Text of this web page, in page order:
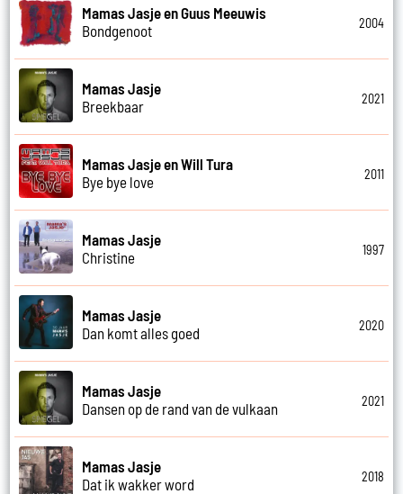
Mamas Jasje en Guus Meeuwis
Bondgenoot
2004
Mamas Jasje
Breekbaar
2021
Mamas Jasje en Will Tura
Bye bye love
2011
Mamas Jasje
Christine
1997
Mamas Jasje
Dan komt alles goed
2020
Mamas Jasje
Dansen op de rand van de vulkaan
2021
Mamas Jasje
Dat ik wakker word
2018